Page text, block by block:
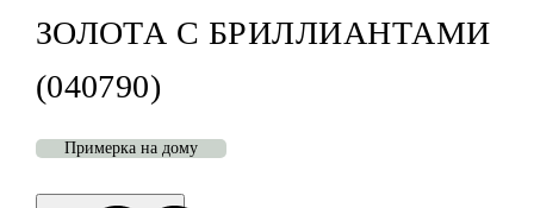
ЗОЛОТА С БРИЛЛИАНТАМИ
(040790)
Примерка на дому